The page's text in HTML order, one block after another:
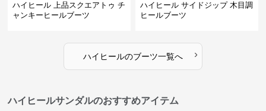
ハイヒール 上品スクエアトゥ チ
ャンキーヒールブーツ
ハイヒール サイドジップ 木目調
ヒールブーツ
ハイヒールのブーツ一覧へ ›
ハイヒールサンダルのおすすめアイテム